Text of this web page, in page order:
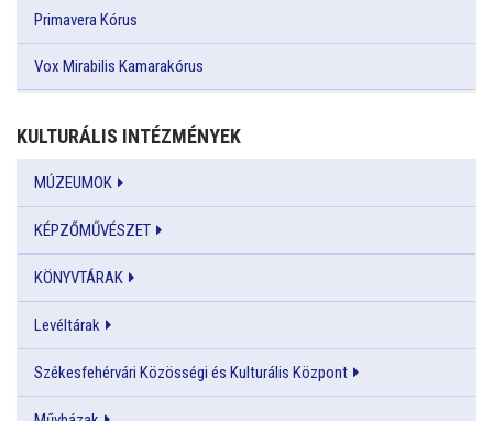
Primavera Kórus
Vox Mirabilis Kamarakórus
KULTURÁLIS INTÉZMÉNYEK
MÚZEUMOK
KÉPZŐMŰVÉSZET
KÖNYVTÁRAK
Levéltárak
Székesfehérvári Közösségi és Kulturális Központ